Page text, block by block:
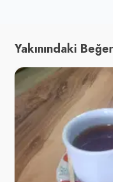
Yakınındaki